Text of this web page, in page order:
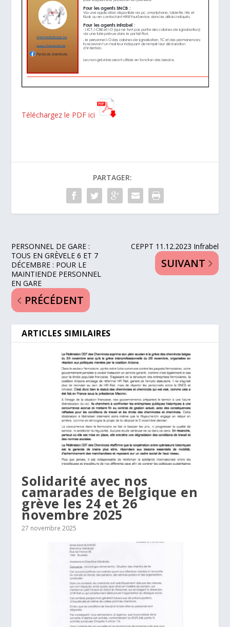
Téléchargez le PDF ici
PARTAGER:
PERSONNEL DE GARE :
TOUS EN GRÈVELE 6 ET 7
DÉCEMBRE : POUR LE
MAINTIENDE PERSONNEL
EN GARE
PRÉCÉDENT
CEPPT 11.12.2023 Infrabel
SUIVANT
ARTICLES SIMILAIRES
Solidarité avec nos
camarades de Belgique en
grève les 24 et 26
novembre 2025
27 novembre 2025